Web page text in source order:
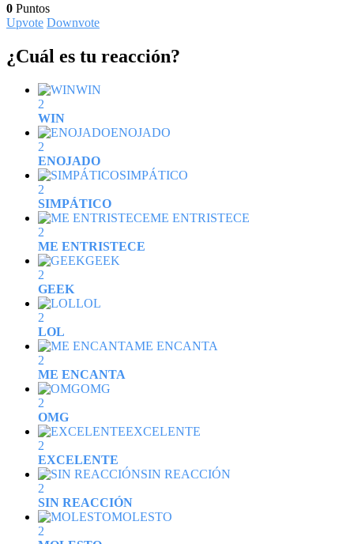
0 Puntos
Upvote Downvote
¿Cuál es tu reacción?
WIN
2
WIN
ENOJADO
2
ENOJADO
SIMPÁTICO
2
SIMPÁTICO
ME ENTRISTECE
2
ME ENTRISTECE
GEEK
2
GEEK
LOL
2
LOL
ME ENCANTA
2
ME ENCANTA
OMG
2
OMG
EXCELENTE
2
EXCELENTE
SIN REACCIÓN
2
SIN REACCIÓN
MOLESTO
2